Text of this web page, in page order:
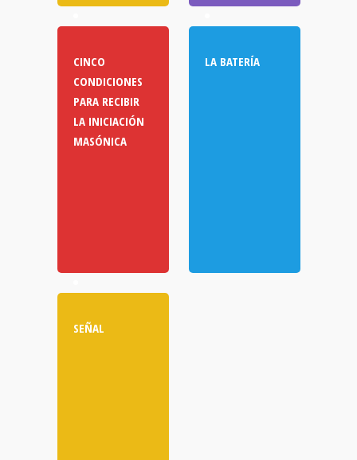
CINCO
CONDICIONES
PARA RECIBIR
LA INICIACIÓN
MASÓNICA
LA BATERÍA
SEÑAL